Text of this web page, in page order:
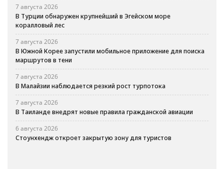
7 августа 2026
В Турции обнаружен крупнейший в Эгейском море
коралловый лес
7 августа 2026
В Южной Корее запустили мобильное приложение для поиска
маршрутов в тени
7 августа 2026
В Малайзии наблюдается резкий рост турпотока
7 августа 2026
В Таиланде внедрят новые правила гражданской авиации
6 августа 2026
Стоунхендж откроет закрытую зону для туристов